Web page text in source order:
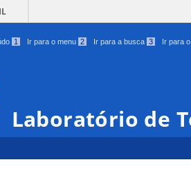
1 Ir para o menu 2 Ir para a busca 3 Ir para
Laboratório de